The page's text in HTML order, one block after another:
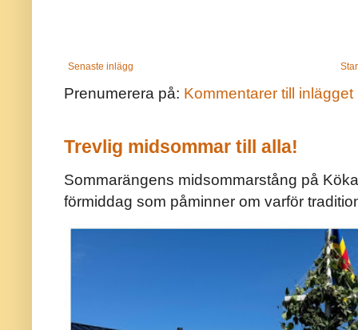
Senaste inlägg
Prenumerera på: Kommentarer till inlägget
Trevlig midsommar till alla!
Sommarängens midsommarstång på
förmiddag som påminner om varför